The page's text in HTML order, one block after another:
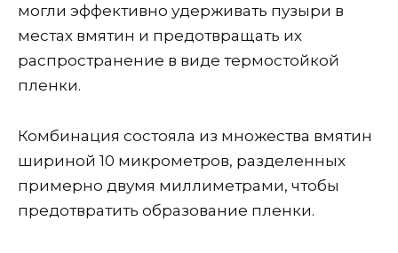
могли эффективно удерживать пузыри в
местах вмятин и предотвращать их
распространение в виде термостойкой
пленки.
Комбинация состояла из множества вмятин
шириной 10 микрометров, разделенных
примерно двумя миллиметрами, чтобы
предотвратить образование пленки.